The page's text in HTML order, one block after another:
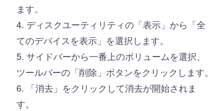
ます。
ディスクユーティリティの「表示」から「全
てのデバイスを表示」を選択します。
サイドバーから一番上のボリュームを選択、
ツールバーの「削除」ボタンをクリックします。
「消去」をクリックして消去が開始されま
す。